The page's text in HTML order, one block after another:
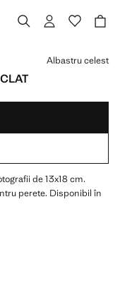
Albastru celest
de 13x18 cm.
perete. Disponibil în